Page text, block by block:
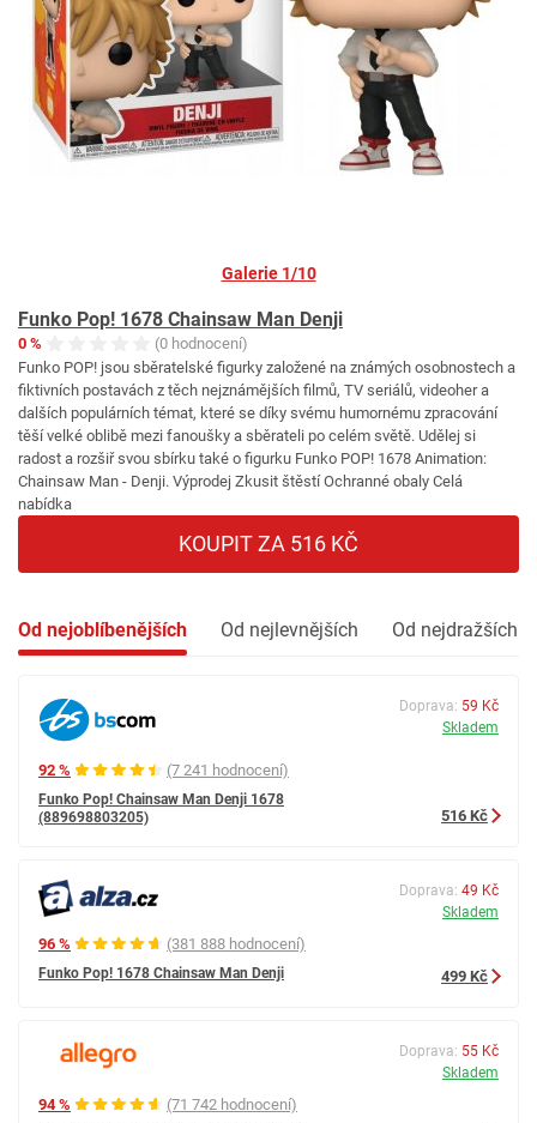
Galerie 1/10
Funko Pop! 1678 Chainsaw Man Denji
0 %
(0 hodnocení)
Funko POP! jsou sběratelské figurky založené na známých osobnostech a
fiktivních postavách z těch nejznámějších filmů, TV seriálů, videoher a
dalších populárních témat, které se díky svému humornému zpracování
těší velké oblibě mezi fanoušky a sběrateli po celém světě. Udělej si
radost a rozšiř svou sbírku také o figurku Funko POP! 1678 Animation:
Chainsaw Man - Denji. Výprodej Zkusit štěstí Ochranné obaly Celá
nabídka
KOUPIT ZA 516 KČ
Od nejoblíbenějších Od nejlevnějších Od nejdražších
92 % (7 241 hodnocení)
Funko Pop! Chainsaw Man Denji 1678
(889698803205)
Doprava: 59 Kč
Skladem
516 Kč
96 % (381 888 hodnocení)
Funko Pop! 1678 Chainsaw Man Denji
Doprava: 49 Kč
Skladem
499 Kč
94 % (71 742 hodnocení)
Doprava: 55 Kč
Skladem